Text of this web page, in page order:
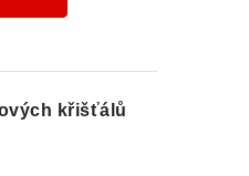
křišťálů